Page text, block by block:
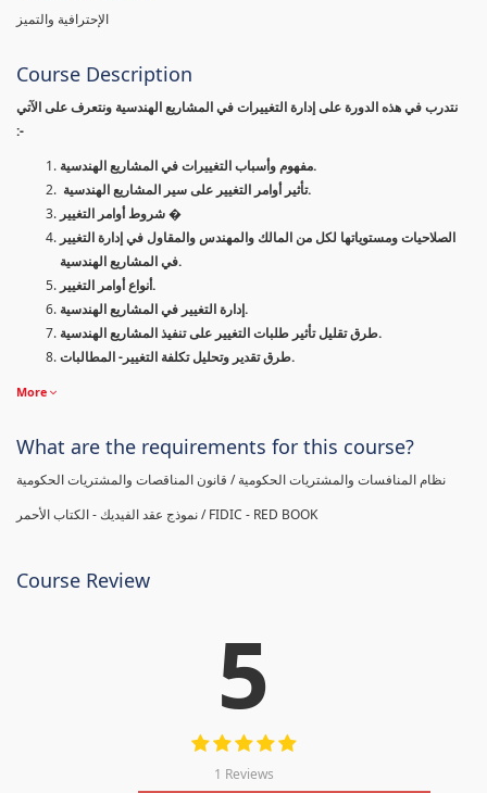
الإحترافية والتميز
Course Description
نتدرب في هذه الدورة على إدارة التغييرات في المشاريع الهندسية ونتعرف على الآتي
:-
مفهوم وأسباب التغييرات في المشاريع الهندسية.
تأثير أوامر التغيير على سير المشاريع الهندسية.
شروط أوامر التغيير �
الصلاحيات ومستوياتها لكل من المالك والمهندس والمقاول في إدارة التغيير
في المشاريع الهندسية.
أنواع أوامر التغيير.
إدارة التغيير في المشاريع الهندسية.
طرق تقليل تأثير طلبات التغيير على تنفيذ المشاريع الهندسية.
طرق تقدير وتحليل تكلفة التغيير- المطالبات.
More
What are the requirements for this course?
نظام المنافسات والمشتريات الحكومية / قانون المناقصات والمشتريات الحكومية
نموذج عقد الفيديك - الكتاب الأحمر / FIDIC - RED BOOK
Course Review
5
1 Reviews